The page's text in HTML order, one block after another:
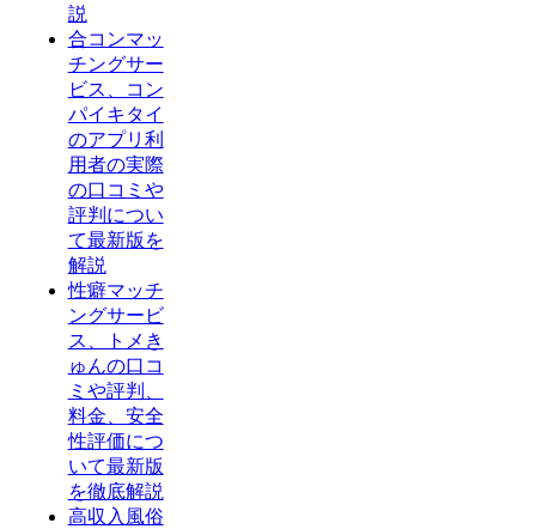
説
合コンマッ
チングサー
ビス、コン
パイキタイ
のアプリ利
用者の実際
の口コミや
評判につい
て最新版を
解説
性癖マッチ
ングサービ
ス、トメき
ゅんの口コ
ミや評判、
料金、安全
性評価につ
いて最新版
を徹底解説
高収入風俗